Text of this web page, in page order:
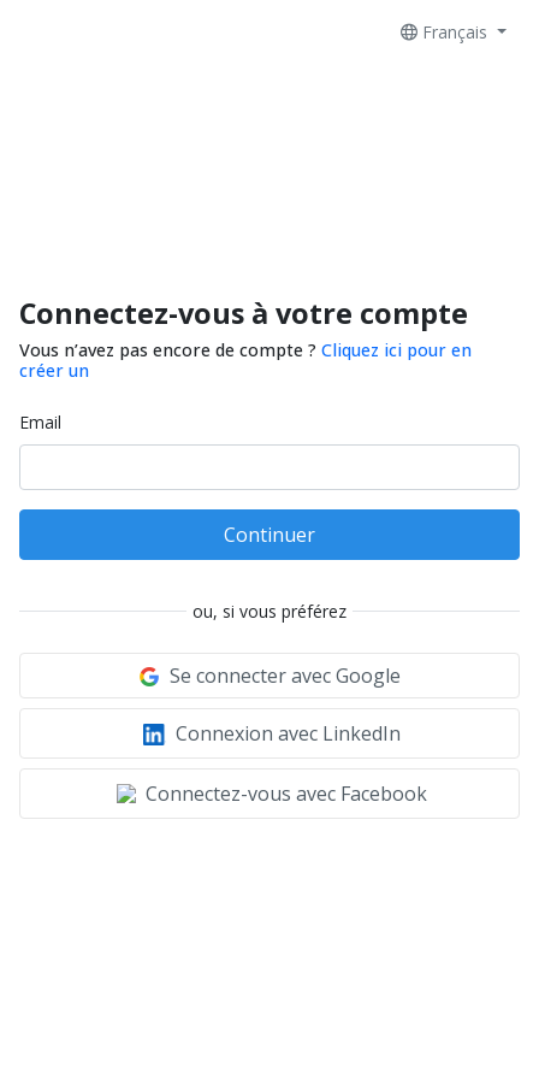
Français
Connectez-vous à votre compte
Vous n’avez pas encore de compte ? Cliquez ici pour en
créer un
Email
Continuer
ou, si vous préférez
Se connecter avec Google
Connexion avec LinkedIn
Connectez-vous avec Facebook